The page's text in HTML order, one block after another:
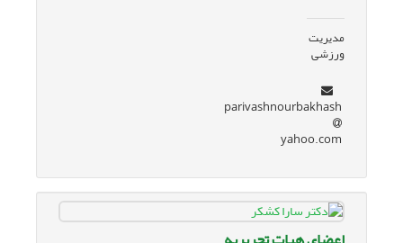
مدیریت
ورزشی
parivashnourbakhash
yahoo.com